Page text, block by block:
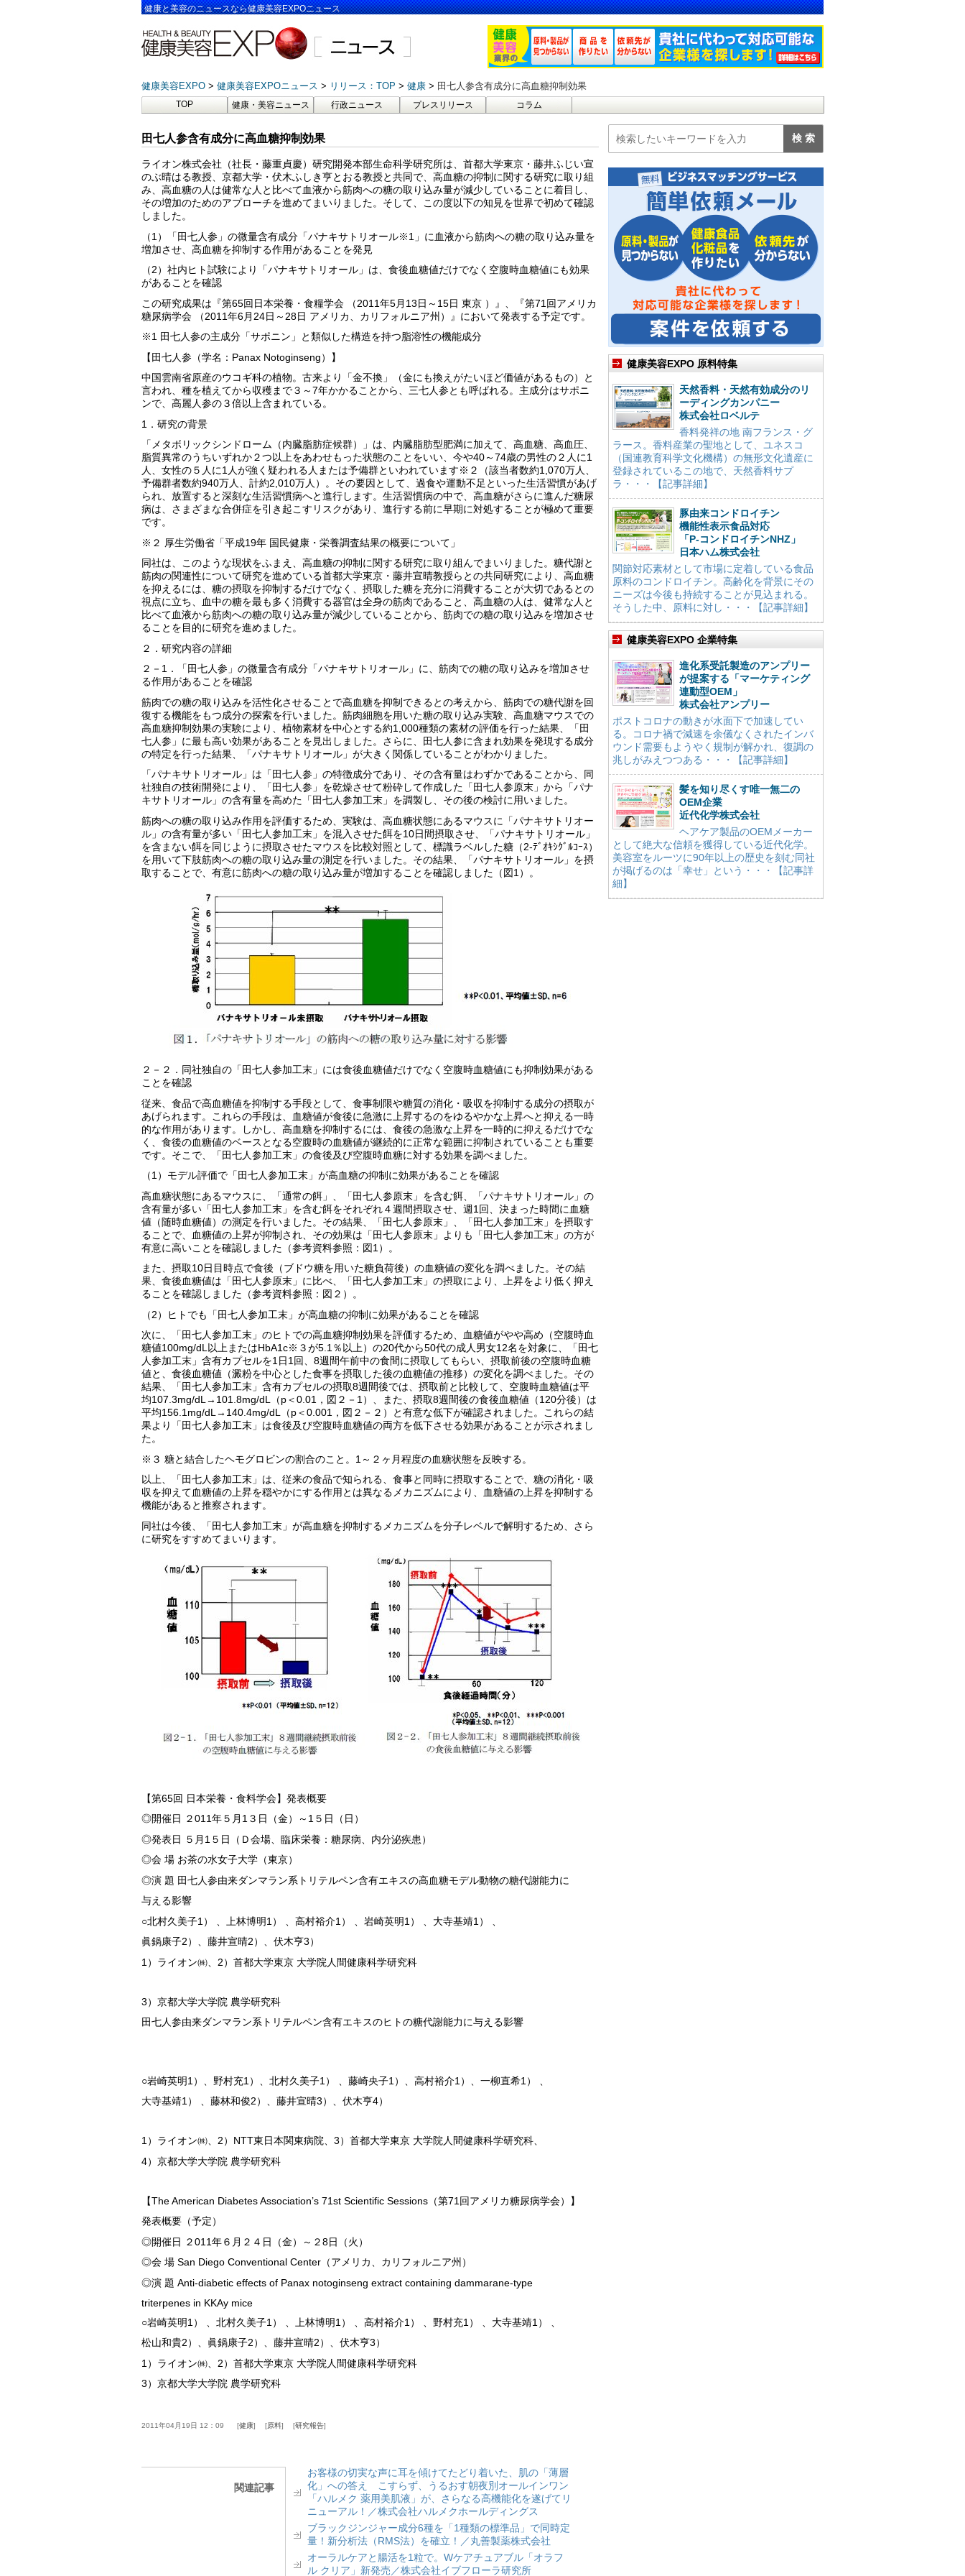
健康と美容のニュースなら健康美容EXPOニュース
健康美容EXPO 健康美容EXPOニュース リリース：TOP 健康 田七人参含有成分に高血糖抑制効果
TOP 健康・美容ニュース 行政ニュース プレスリリース コラム
田七人参含有成分に高血糖抑制効果
ライオン株式会社（社長・藤重貞慶）研究開発本部生命科学研究所は、首都大学東京・藤井ふじい宣
のぶ晴はる教授、京都大学・伏木ふしき亨とおる教授と共同で、高血糖の抑制に関する研究に取り組
み、高血糖の人は健常な人と比べて血液から筋肉への糖の取り込み量が減少していることに着目し、
その増加のためのアプローチを進めてまいりました。そして、この度以下の知見を世界で初めて確認
しました。
（1）「田七人参」の微量含有成分「パナキサトリオール※1」に血液から筋肉への糖の取り込み量を
増加させ、高血糖を抑制する作用があることを発見
（2）社内ヒト試験により「パナキサトリオール」は、食後血糖値だけでなく空腹時血糖値にも効果
があることを確認
この研究成果は『第65回日本栄養・食糧学会 （2011年5月13日～15日 東京 ）』、『第71回アメリカ
糖尿病学会 （2011年6月24日～28日 アメリカ、カリフォルニア州）』において発表する予定です。
※1 田七人参の主成分「サポニン」と類似した構造を持つ脂溶性の機能成分
【田七人参（学名：Panax Notoginseng）】
中国雲南省原産のウコギ科の植物。古来より「金不換」（金にも換えがたいほど価値があるもの）と
言われ、種を植えてから収穫まで３～7年かかることから、三七人参とも呼ばれる。主成分はサポニ
ンで、高麗人参の３倍以上含まれている。
1．研究の背景
「メタボリックシンドローム（内臓脂肪症候群）」は、内臓脂肪型肥満に加えて、高血糖、高血圧、
脂質異常のうちいずれか２つ以上をあわせもった状態のことをいい、今や40～74歳の男性の２人に1
人、女性の５人に1人が強く疑われる人または予備群といわれています※２（該当者数約1,070万人、
予備群者数約940万人、計約2,010万人）。その要因として、過食や運動不足といった生活習慣があげ
られ、放置すると深刻な生活習慣病へと進行します。生活習慣病の中で、高血糖がさらに進んだ糖尿
病は、さまざまな合併症を引き起こすリスクがあり、進行する前に早期に対処することが極めて重要
です。
※２ 厚生労働省「平成19年 国民健康・栄養調査結果の概要について」
同社は、このような現状をふまえ、高血糖の抑制に関する研究に取り組んでまいりました。糖代謝と
筋肉の関連性について研究を進めている首都大学東京・藤井宣晴教授らとの共同研究により、高血糖
を抑えるには、糖の摂取を抑制するだけでなく、摂取した糖を充分に消費することが大切であるとの
視点に立ち、血中の糖を最も多く消費する器官は全身の筋肉であること、高血糖の人は、健常な人と
比べて血液から筋肉への糖の取り込み量が減少していることから、筋肉での糖の取り込みを増加させ
ることを目的に研究を進めました。
２．研究内容の詳細
２－1．「田七人参」の微量含有成分「パナキサトリオール」に、筋肉での糖の取り込みを増加させ
る作用があることを確認
筋肉での糖の取り込みを活性化させることで高血糖を抑制できるとの考えから、筋肉での糖代謝を回
復する機能をもつ成分の探索を行いました。筋肉細胞を用いた糖の取り込み実験、高血糖マウスでの
高血糖抑制効果の実験により、植物素材を中心とする約1,000種類の素材の評価を行った結果、「田
七人参」に最も高い効果があることを見出しました。さらに、田七人参に含まれ効果を発現する成分
の特定を行った結果、「パナキサトリオール」が大きく関係していることがわかりました。
「パナキサトリオール」は「田七人参」の特徴成分であり、その含有量はわずかであることから、同
社独自の技術開発により、「田七人参」を乾燥させて粉砕して作成した「田七人参原末」から「パナ
キサトリオール」の含有量を高めた「田七人参加工末」を調製し、その後の検討に用いました。
筋肉への糖の取り込み作用を評価するため、実験は、高血糖状態にあるマウスに「パナキサトリオー
ル」の含有量が多い「田七人参加工末」を混入させた餌を10日間摂取させ、「パナキサトリオール」
を含まない餌を同じように摂取させたマウスを比較対照として、標識ラベルした糖（2-ﾃﾞｵｷｼｸﾞﾙｺｰｽ）
を用いて下肢筋肉への糖の取り込み量の測定を行いました。その結果、「パナキサトリオール」を摂
取することで、有意に筋肉への糖の取り込み量が増加することを確認しました（図1）。
２－２．同社独自の「田七人参加工末」には食後血糖値だけでなく空腹時血糖値にも抑制効果がある
ことを確認
従来、食品で高血糖値を抑制する手段として、食事制限や糖質の消化・吸収を抑制する成分の摂取が
あげられます。これらの手段は、血糖値が食後に急激に上昇するのをゆるやかな上昇へと抑える一時
的な作用があります。しかし、高血糖を抑制するには、食後の急激な上昇を一時的に抑えるだけでな
く、食後の血糖値のベースとなる空腹時の血糖値が継続的に正常な範囲に抑制されていることも重要
です。そこで、「田七人参加工末」の食後及び空腹時血糖に対する効果を調べました。
（1）モデル評価で「田七人参加工末」が高血糖の抑制に効果があることを確認
高血糖状態にあるマウスに、「通常の餌」、「田七人参原末」を含む餌、「パナキサトリオール」の
含有量が多い「田七人参加工末」を含む餌をそれぞれ４週間摂取させ、週1回、決まった時間に血糖
値（随時血糖値）の測定を行いました。その結果、「田七人参原末」、「田七人参加工末」を摂取す
ることで、血糖値の上昇が抑制され、その効果は「田七人参原末」よりも「田七人参加工末」の方が
有意に高いことを確認しました（参考資料参照：図1）。
また、摂取10日目時点で食後（ブドウ糖を用いた糖負荷後）の血糖値の変化を調べました。その結
果、食後血糖値は「田七人参原末」に比べ、「田七人参加工末」の摂取により、上昇をより低く抑え
ることを確認しました（参考資料参照：図２）。
（2）ヒトでも「田七人参加工末」が高血糖の抑制に効果があることを確認
次に、「田七人参加工末」のヒトでの高血糖抑制効果を評価するため、血糖値がやや高め（空腹時血
糖値100mg/dL以上またはHbA1c※３が5.1％以上）の20代から50代の成人男女12名を対象に、「田七
人参加工末」含有カプセルを1日1回、8週間午前中の食間に摂取してもらい、摂取前後の空腹時血糖
値と、食後血糖値（澱粉を中心とした食事を摂取した後の血糖値の推移）の変化を調べました。その
結果、「田七人参加工末」含有カプセルの摂取8週間後では、摂取前と比較して、空腹時血糖値は平
均107.3mg/dL→101.8mg/dL（p＜0.01，図２－1）、また、摂取8週間後の食後血糖値（120分後）は
平均156.1mg/dL→140.4mg/dL（p＜0.001，図２－２）と有意な低下が確認されました。これらの結
果より「田七人参加工末」は食後及び空腹時血糖値の両方を低下させる効果があることが示されまし
た。
※３ 糖と結合したヘモグロビンの割合のこと。1～２ヶ月程度の血糖状態を反映する。
以上、「田七人参加工末」は、従来の食品で知られる、食事と同時に摂取することで、糖の消化・吸
収を抑えて血糖値の上昇を穏やかにする作用とは異なるメカニズムにより、血糖値の上昇を抑制する
機能があると推察されます。
同社は今後、「田七人参加工末」が高血糖を抑制するメカニズムを分子レベルで解明するため、さら
に研究をすすめてまいります。
【第65回 日本栄養・食料学会】発表概要
◎開催日 ２011年５月1３日（金）～1５日（日）
◎発表日 ５月1５日（Ｄ会場、臨床栄養：糖尿病、内分泌疾患）
◎会 場 お茶の水女子大学（東京）
◎演 題 田七人参由来ダンマラン系トリテルペン含有エキスの高血糖モデル動物の糖代謝能力に
与える影響
○北村久美子1） 、上林博明1） 、高村裕介1） 、岩崎英明1） 、大寺基靖1） 、
眞鍋康子2）、藤井宣晴2）、伏木亨3）
1）ライオン㈱、2）首都大学東京 大学院人間健康科学研究科
3）京都大学大学院 農学研究科
田七人参由来ダンマラン系トリテルペン含有エキスのヒトの糖代謝能力に与える影響
○岩崎英明1）、野村充1）、北村久美子1） 、藤崎央子1）、高村裕介1）、一柳直希1） 、
大寺基靖1） 、藤林和俊2）、藤井宣晴3）、伏木亨4）
1）ライオン㈱、2）NTT東日本関東病院、3）首都大学東京 大学院人間健康科学研究科、
4）京都大学大学院 農学研究科
【The American Diabetes Association’s 71st Scientific Sessions（第71回アメリカ糖尿病学会）】
発表概要（予定）
◎開催日 ２011年６月２４日（金）～２8日（火）
◎会 場 San Diego Conventional Center（アメリカ、カリフォルニア州）
◎演 題 Anti-diabetic effects of Panax notoginseng extract containing dammarane-type
triterpenes in KKAy mice
○岩崎英明1） 、北村久美子1） 、上林博明1） 、高村裕介1） 、野村充1） 、大寺基靖1） 、
松山和貴2）、眞鍋康子2）、藤井宣晴2）、伏木亨3）
1）ライオン㈱、2）首都大学東京 大学院人間健康科学研究科
3）京都大学大学院 農学研究科
2011年04月19日 12：09 健康 原料 研究報告
関連記事
お客様の切実な声に耳を傾けてたどり着いた、肌の「薄層
化」への答え こすらず、うるおす朝夜別オールインワン
「ハルメク 薬用美肌液」が、さらなる高機能化を遂げてリ
ニューアル！／株式会社ハルメクホールディングス
ブラックジンジャー成分6種を「1種類の標準品」で同時定
量！新分析法（RMS法）を確立！／丸善製薬株式会社
オーラルケアと腸活を1粒で。Wケアチュアブル「オラフ
ル クリア」新発売／株式会社イブフローラ研究所
健康美容EXPO 原料特集
天然香料・天然有効成分のリ
ーディングカンパニー
株式会社ロベルテ
香料発祥の地 南フランス・グ
ラース。香料産業の聖地として、ユネスコ
（国連教育科学文化機構）の無形文化遺産に
登録されているこの地で、天然香料サプ
ラ・・・【記事詳細】
豚由来コンドロイチン
機能性表示食品対応
「P-コンドロイチンNHZ」
日本ハム株式会社
関節対応素材として市場に定着している食品
原料のコンドロイチン。高齢化を背景にその
ニーズは今後も持続することが見込まれる。
そうした中、原料に対し・・・【記事詳細】
健康美容EXPO 企業特集
進化系受託製造のアンプリー
が提案する「マーケティング
連動型OEM」
株式会社アンプリー
ポストコロナの動きが水面下で加速してい
る。コロナ禍で減速を余儀なくされたインバ
ウンド需要もようやく規制が解かれ、復調の
兆しがみえつつある・・・【記事詳細】
髪を知り尽くす唯一無二の
OEM企業
近代化学株式会社
ヘアケア製品のOEMメーカー
として絶大な信頼を獲得している近代化学。
美容室をルーツに90年以上の歴史を刻む同社
が掲げるのは「幸せ」という・・・【記事詳
細】